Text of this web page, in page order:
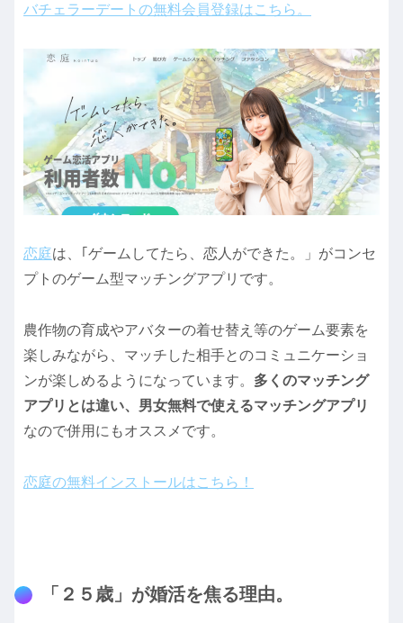
バチェラーデートの無料会員登録はこちら。
恋庭は、｢ゲームしてたら、恋人ができた。」がコンセ
プトのゲーム型マッチングアプリです。
農作物の育成やアバターの着せ替え等のゲーム要素を
楽しみながら、マッチした相手とのコミュニケーショ
ンが楽しめるようになっています。 多くのマッチング
アプリとは違い、男女無料で使えるマッチングアプリ
なので併用にもオススメです。
恋庭の無料インストールはこちら！
「２５歳」が婚活を焦る理由。